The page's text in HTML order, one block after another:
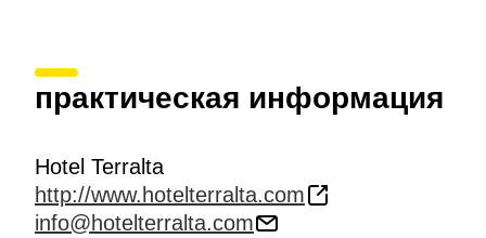
практическая информация
Hotel Terralta
http://www.hotelterralta.com
info@hotelterralta.com